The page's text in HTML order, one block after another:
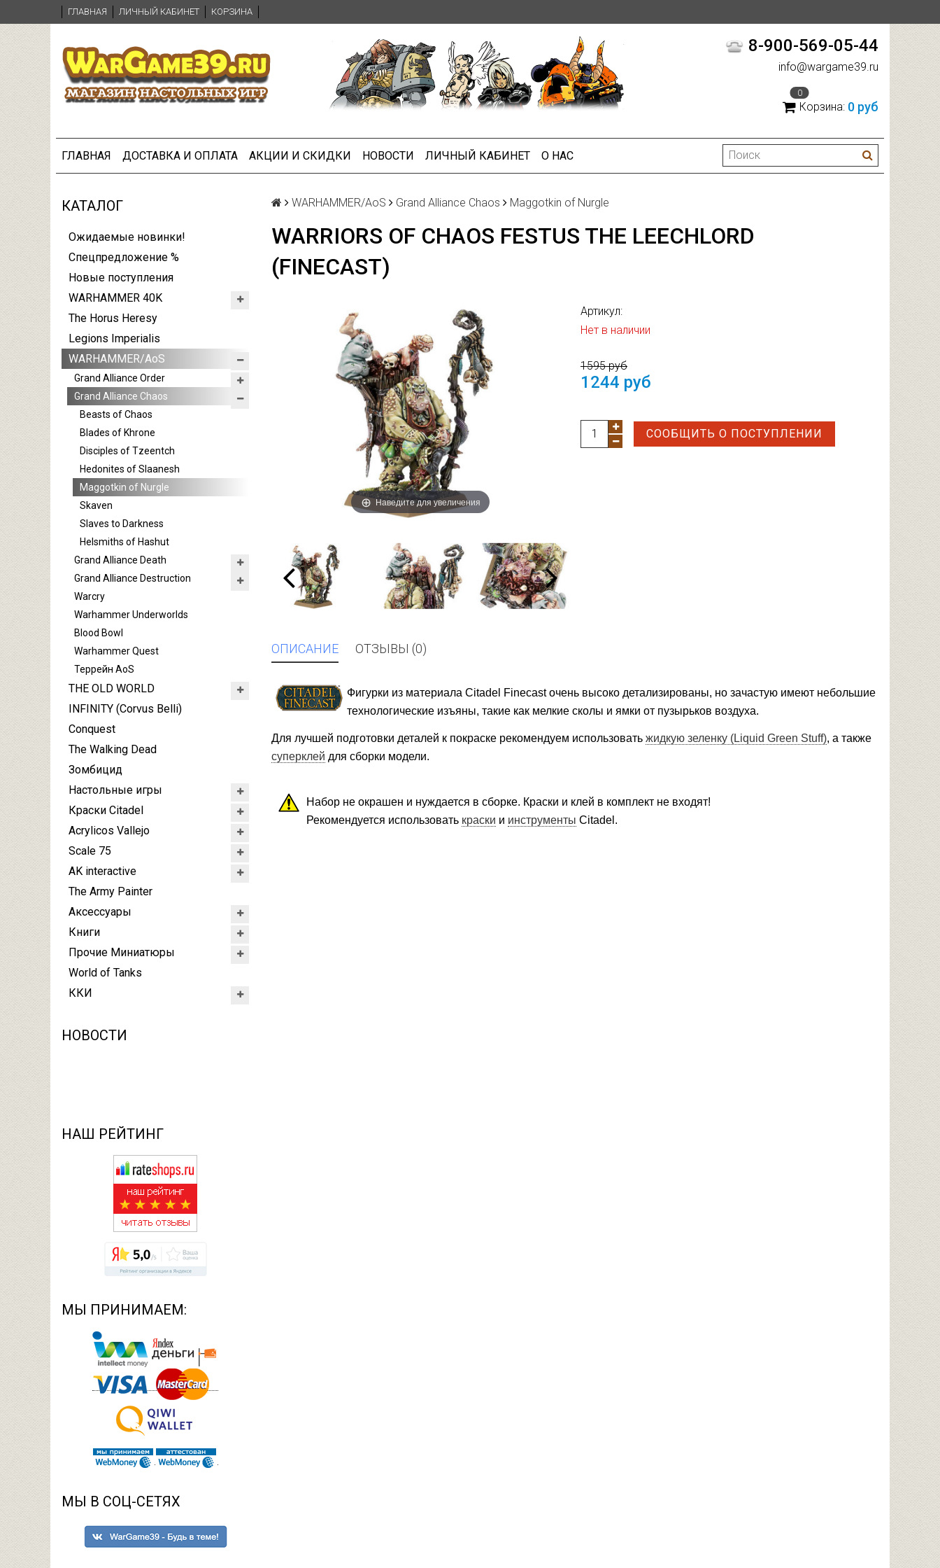
ГЛАВНАЯ ЛИЧНЫЙ КАБИНЕТ КОРЗИНА
8-900-569-05-44
info@wargame39.ru
0
Корзина: 0 руб
ГЛАВНАЯ ДОСТАВКА И ОПЛАТА АКЦИИ И СКИДКИ НОВОСТИ ЛИЧНЫЙ КАБИНЕТ О НАС
КАТАЛОГ
Ожидаемые новинки!
Спецпредложение %
Новые поступления
WARHAMMER 40K
The Horus Heresy
Legions Imperialis
WARHAMMER/AoS
Grand Alliance Order
Grand Alliance Chaos
Beasts of Chaos
Blades of Khrone
Disciples of Tzeentch
Hedonites of Slaanesh
Maggotkin of Nurgle
Skaven
Slaves to Darkness
Helsmiths of Hashut
Grand Alliance Death
Grand Alliance Destruction
Warcry
Warhammer Underworlds
Blood Bowl
Warhammer Quest
Террейн AoS
THE OLD WORLD
INFINITY (Corvus Belli)
Conquest
The Walking Dead
Зомбицид
Настольные игры
Краски Citadel
Acrylicos Vallejo
Scale 75
AK interactive
The Army Painter
Аксессуары
Книги
Прочие Миниатюры
World of Tanks
ККИ
НОВОСТИ
НАШ РЕЙТИНГ
МЫ ПРИНИМАЕМ:
МЫ В СОЦ-СЕТЯХ
WARHAMMER/AoS Grand Alliance Chaos Maggotkin of Nurgle
WARRIORS OF CHAOS FESTUS THE LEECHLORD
(FINECAST)
Наведите для увеличения
Артикул:
Нет в наличии
1595 руб
1244 руб
СООБЩИТЬ О ПОСТУПЛЕНИИ
ОПИСАНИЕ ОТЗЫВЫ (0)
Фигурки из материала Citadel Finecast очень высоко детализированы, но зачастую имеют небольшие
технологические изъяны, такие как мелкие сколы и ямки от пузырьков воздуха.
Для лучшей подготовки деталей к покраске рекомендуем использовать жидкую зеленку (Liquid Green Stuff), а также
суперклей для сборки модели.
Набор не окрашен и нуждается в сборке. Краски и клей в комплект не входят!
Рекомендуется использовать краски и инструменты Citadel.